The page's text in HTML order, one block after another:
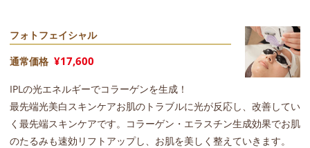
フォトフェイシャル
通常価格 ¥17,600
IPLの光エネルギーでコラーゲンを生成！
最先端光美白スキンケアお肌のトラブルに光が反応し、改善してい
く最先端スキンケアです。コラーゲン・エラスチン生成効果でお肌
のたるみも速効リフトアップし、お肌を美しく整えていきます。